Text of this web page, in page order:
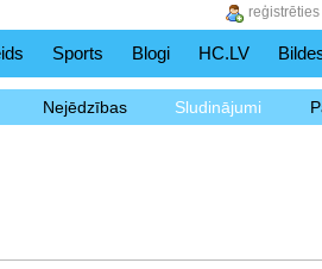
Sports Blogi HC.LV
Nejēdzības Sludinājumi
reģistrēties